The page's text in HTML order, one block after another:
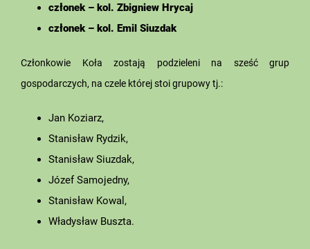
członek – kol. Zbigniew Hrycaj
członek – kol. Emil Siuzdak
Członkowie Koła zostają podzieleni na sześć grup
gospodarczych, na czele której stoi grupowy tj.:
Jan Koziarz,
Stanisław Rydzik,
Stanisław Siuzdak,
Józef Samojedny,
Stanisław Kowal,
Władysław Buszta.